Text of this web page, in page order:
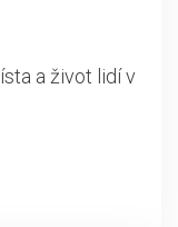
a život lidí v